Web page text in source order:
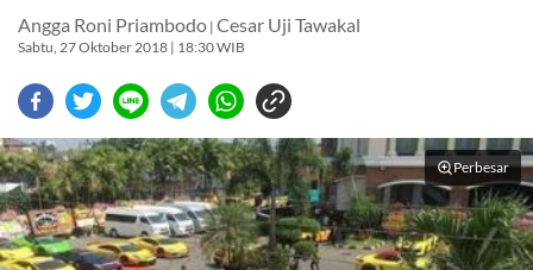
Angga Roni Priambodo | Cesar Uji Tawakal
Sabtu, 27 Oktober 2018 | 18:30 WIB
Perbesar